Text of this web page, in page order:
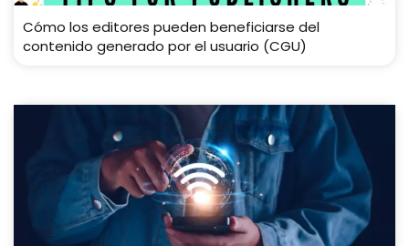
Cómo los editores pueden beneficiarse del
contenido generado por el usuario (CGU)